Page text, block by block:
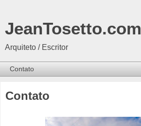
JeanTosetto.com
Arquiteto / Escritor
Contato